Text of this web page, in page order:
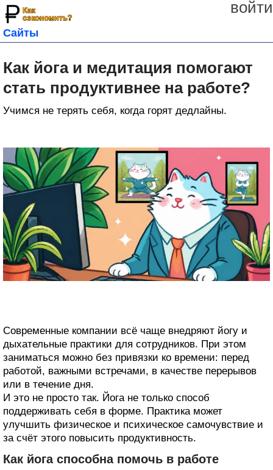
войти
Сайты
Как йога и медитация помогают
стать продуктивнее на работе?
Учимся не терять себя, когда горят дедлайны.
Современные компании всё чаще внедряют йогу и
дыхательные практики для сотрудников. При этом
заниматься можно без привязки ко времени: перед
работой, важными встречами, в качестве перерывов
или в течение дня.
И это не просто так. Йога не только способ
поддерживать себя в форме. Практика может
улучшить физическое и психическое самочувствие и
за счёт этого повысить продуктивность.
Как йога способна помочь в работе